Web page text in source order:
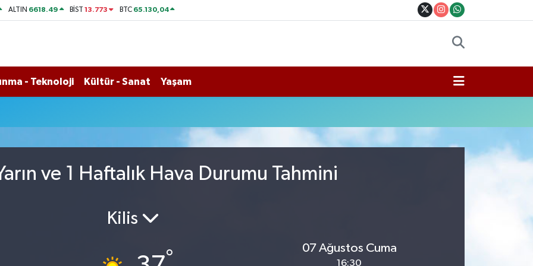
ALTIN 6618.49 BİST13.773 BTC 65.130,04
- Teknoloji Kültür - Sanat Yaşam
ve 1 Haftalık Hava Durumu Tahmini
Kilis
°
07 Ağustos Cuma
16:30